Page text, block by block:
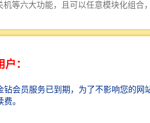
等六大功能，且可以任意模块化组
升降机安全监控产品。
理子系统的前端数据采集模块设计方
，上报到远程管理平台。系统实时接
保纳入体系信息等。施工升降机监控